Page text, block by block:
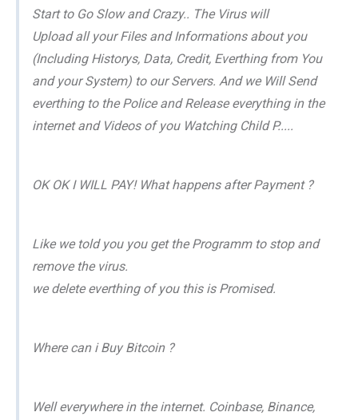
Start to Go Slow and Crazy.. The Virus will
Upload all your Files and Informations about you
(Including Historys, Data, Credit, Everthing from You
and your System) to our Servers. And we Will Send
everthing to the Police and Release everything in the
internet and Videos of you Watching Child P.....
OK OK I WILL PAY! What happens after Payment ?
Like we told you you get the Programm to stop and
remove the virus.
we delete everthing of you this is Promised.
Where can i Buy Bitcoin ?
Well everywhere in the internet. Coinbase, Binance,